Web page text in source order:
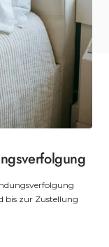
bis zur Zustellung